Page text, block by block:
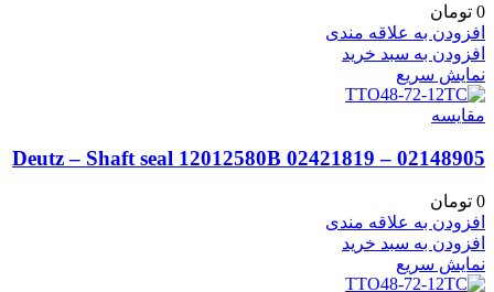
0 تومان
افزودن به علاقه مندی
افزودن به سبد خرید
نمایش سریع
مقايسه
02148905 – 02421819 Deutz – Shaft seal 12012580B
0 تومان
افزودن به علاقه مندی
افزودن به سبد خرید
نمایش سریع